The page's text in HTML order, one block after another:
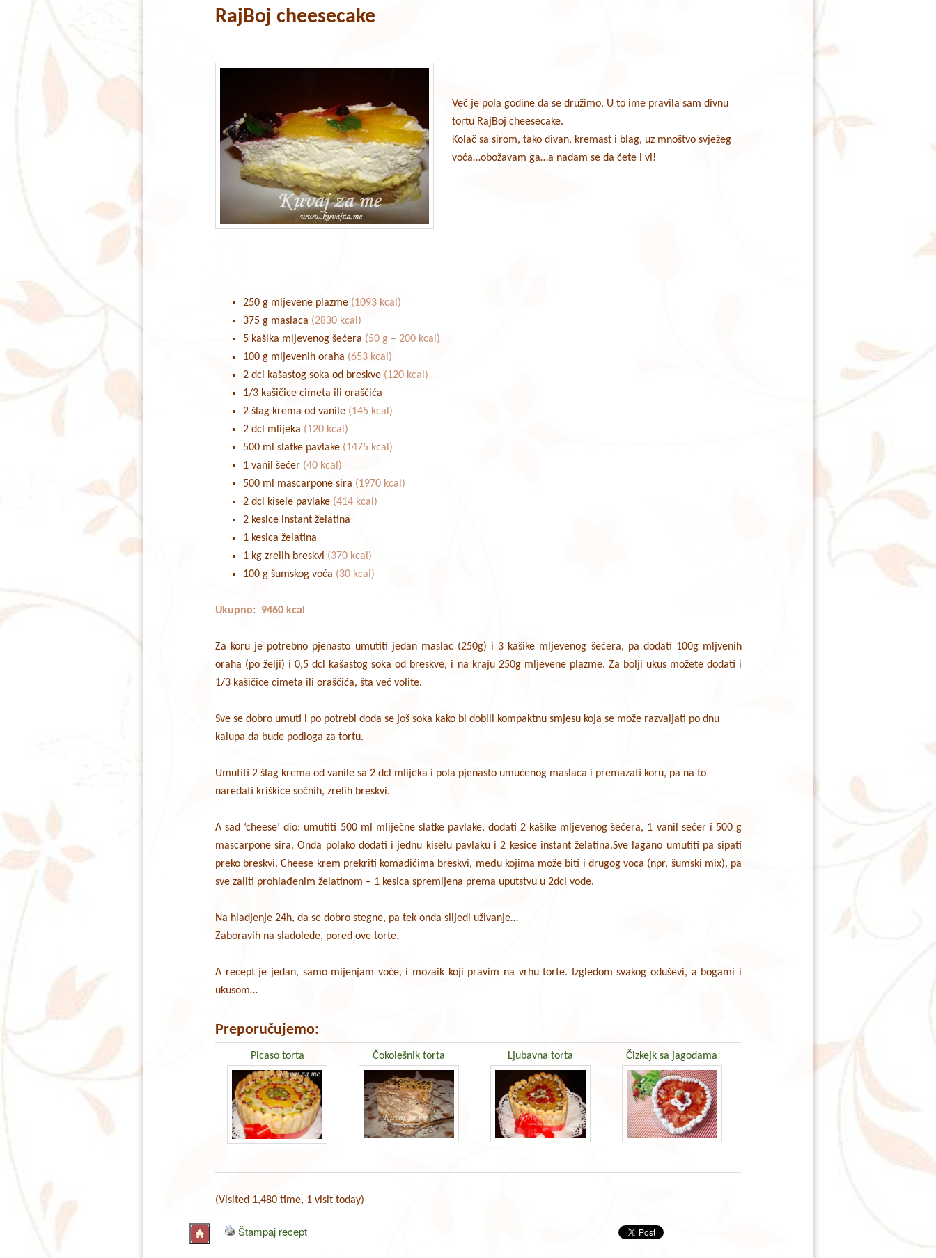
RajBoj cheesecake
Već je pola godine da se družimo. U to ime pravila sam divnu
tortu RajBoj cheesecake.
Kolač sa sirom, tako divan, kremast i blag, uz mnoštvo svježeg
voća…obožavam ga…a nadam se da ćete i vi!
250 g mljevene plazme (1093 kcal)
375 g maslaca (2830 kcal)
5 kašika mljevenog šećera (50 g – 200 kcal)
100 g mljevenih oraha (653 kcal)
2 dcl kašastog soka od breskve (120 kcal)
1/3 kašičice cimeta ili oraščića
2 šlag krema od vanile (145 kcal)
2 dcl mlijeka (120 kcal)
500 ml slatke pavlake (1475 kcal)
1 vanil šećer (40 kcal)
500 ml mascarpone sira (1970 kcal)
2 dcl kisele pavlake (414 kcal)
2 kesice instant želatina
1 kesica želatina
1 kg zrelih breskvi (370 kcal)
100 g šumskog voća (30 kcal)
Ukupno: 9460 kcal
Za koru je potrebno pjenasto umutiti jedan maslac (250g) i 3 kašike mljevenog šećera, pa dodati 100g mljvenih
oraha (po želji) i 0,5 dcl kašastog soka od breskve, i na kraju 250g mljevene plazme. Za bolji ukus možete dodati i
1/3 kašičice cimeta ili oraščića, šta već volite.
Sve se dobro umuti i po potrebi doda se još soka kako bi dobili kompaktnu smjesu koja se može razvaljati po dnu
kalupa da bude podloga za tortu.
Umutiti 2 šlag krema od vanile sa 2 dcl mlijeka i pola pjenasto umućenog maslaca i premazati koru, pa na to
naredati kriškice sočnih, zrelih breskvi.
A sad ‘cheese’ dio: umutiti 500 ml mliječne slatke pavlake, dodati 2 kašike mljevenog šećera, 1 vanil sećer i 500 g
mascarpone sira. Onda polako dodati i jednu kiselu pavlaku i 2 kesice instant želatina.Sve lagano umutiti pa sipati
preko breskvi. Cheese krem prekriti komadićima breskvi, među kojima može biti i drugog voca (npr, šumski mix), pa
sve zaliti prohlađenim želatinom – 1 kesica spremljena prema uputstvu u 2dcl vode.
Na hladjenje 24h, da se dobro stegne, pa tek onda slijedi uživanje…
Zaboravih na sladolede, pored ove torte.
A recept je jedan, samo mijenjam voće, i mozaik koji pravim na vrhu torte. Izgledom svakog oduševi, a bogami i
ukusom…
Preporučujemo:
Picaso torta Čokolešnik torta Ljubavna torta Čizkejk sa jagodama
(Visited 1,480 time, 1 visit today)
Štampaj recept